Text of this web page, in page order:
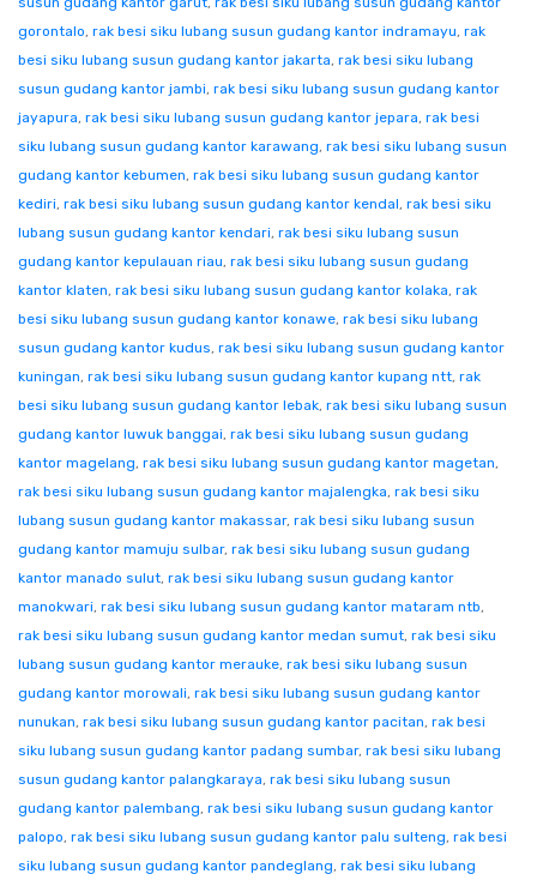
gorontalo, rak besi siku lubang susun gudang kantor indramayu, rak
besi siku lubang susun gudang kantor jakarta, rak besi siku lubang
susun gudang kantor jambi, rak besi siku lubang susun gudang kantor
jayapura, rak besi siku lubang susun gudang kantor jepara, rak besi
siku lubang susun gudang kantor karawang, rak besi siku lubang susun
gudang kantor kebumen, rak besi siku lubang susun gudang kantor
kediri, rak besi siku lubang susun gudang kantor kendal, rak besi siku
lubang susun gudang kantor kendari, rak besi siku lubang susun
gudang kantor kepulauan riau, rak besi siku lubang susun gudang
kantor klaten, rak besi siku lubang susun gudang kantor kolaka, rak
besi siku lubang susun gudang kantor konawe, rak besi siku lubang
susun gudang kantor kudus, rak besi siku lubang susun gudang kantor
kuningan, rak besi siku lubang susun gudang kantor kupang ntt, rak
besi siku lubang susun gudang kantor lebak, rak besi siku lubang susun
gudang kantor luwuk banggai, rak besi siku lubang susun gudang
kantor magelang, rak besi siku lubang susun gudang kantor magetan,
rak besi siku lubang susun gudang kantor majalengka, rak besi siku
lubang susun gudang kantor makassar, rak besi siku lubang susun
gudang kantor mamuju sulbar, rak besi siku lubang susun gudang
kantor manado sulut, rak besi siku lubang susun gudang kantor
manokwari, rak besi siku lubang susun gudang kantor mataram ntb,
rak besi siku lubang susun gudang kantor medan sumut, rak besi siku
lubang susun gudang kantor merauke, rak besi siku lubang susun
gudang kantor morowali, rak besi siku lubang susun gudang kantor
nunukan, rak besi siku lubang susun gudang kantor pacitan, rak besi
siku lubang susun gudang kantor padang sumbar, rak besi siku lubang
susun gudang kantor palangkaraya, rak besi siku lubang susun
gudang kantor palembang, rak besi siku lubang susun gudang kantor
palopo, rak besi siku lubang susun gudang kantor palu sulteng, rak besi
siku lubang susun gudang kantor pandeglang, rak besi siku lubang